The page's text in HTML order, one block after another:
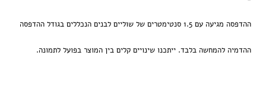
ההדפסה מגיעה עם 1.5 סנטימטרים של שוליים לבנים הנכללים בגודל ההדפסה
ההדמיה להמחשה בלבד. ייתכנו שינויים קלים בין המוצר בפועל לתמונה.